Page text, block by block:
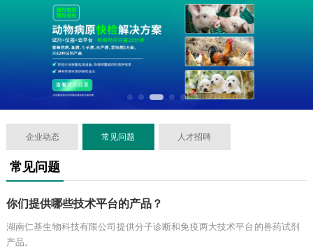
企业动态 常见问题 人才招聘
常见问题
你们提供哪些技术平台的产品？
湖南仁基生物科技有限公司提供分子诊断和免疫两大技术平台的兽药试剂
产品。